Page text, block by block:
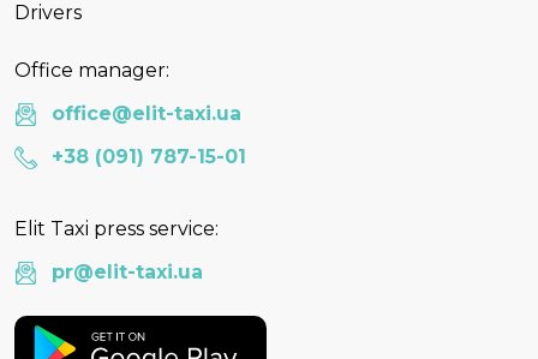
Drivers
Office manager:
office@elit-taxi.ua
+38 (091) 787-15-01
Elit Taxi press service:
pr@elit-taxi.ua